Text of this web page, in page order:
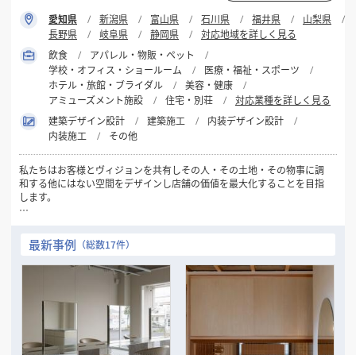
愛知県 新潟県 富山県 石川県 福井県
山梨県
長野県
岐阜県 静岡県
対応地域を詳しく見る
飲食
アパレル・物販・ペット
学校・オフィス・ショールーム
医療・福祉・スポーツ
ホテル・旅館・ブライダル
美容・健康
アミューズメント施設
住宅・別荘
対応業種を詳しく見る
建築デザイン設計
建築施工
内装デザイン設計
内装施工
その他
​私たちはお客様とヴィジョンを共有しその人・その土地・その物事に調
和する他にはない空間をデザインし店舗の価値を最大化することを目指
します。
最新事例 （総数17件）